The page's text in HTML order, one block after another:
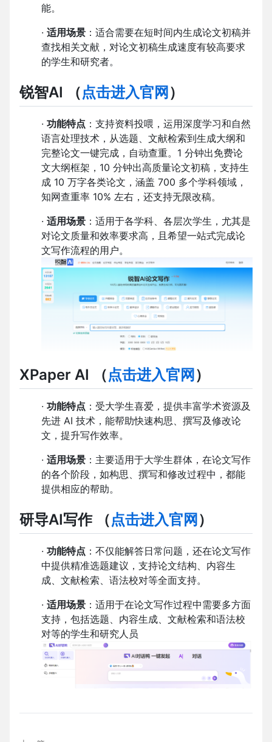
能。
· 适用场景 ：适合需要在短时间内生成论文初稿并
查找相关文献，对论文初稿生成速度有较高要求
的学生和研究者。
锐智AI （点击进入官网 ）
· 功能特点 ：支持资料投喂，运用深度学习和自然
语言处理技术，从选题、文献检索到生成大纲和
完整论文一键完成，自动查重。1 分钟出免费论
文大纲框架，10 分钟出高质量论文初稿，支持生
成 10 万字各类论文，涵盖 700 多个学科领域，
知网查重率 10% 左右，还支持无限改稿。
· 适用场景 ：适用于各学科、各层次学生，尤其是
对论文质量和效率要求高，且希望一站式完成论
文写作流程的用户。
XPaper AI （点击进入官网 ）
· 功能特点 ：受大学生喜爱，提供丰富学术资源及
先进 AI 技术，能帮助快速构思、撰写及修改论
文，提升写作效率。
· 适用场景 ：主要适用于大学生群体，在论文写作
的各个阶段，如构思、撰写和修改过程中，都能
提供相应的帮助。
研导AI写作（点击进入官网 ）
· 功能特点 ：不仅能解答日常问题，还在论文写作
中提供精准选题建议，支持论文结构、内容生
成、文献检索、语法校对等全面支持。
· 适用场景 ：适用于在论文写作过程中需要多方面
支持，包括选题、内容生成、文献检索和语法校
对等的学生和研究人员